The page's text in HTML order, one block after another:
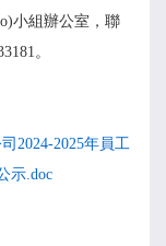
小組辦公室，聯
181 。
2024-2025年員工
示.doc